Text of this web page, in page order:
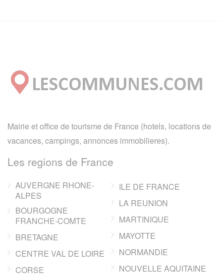
Mairie et office de tourisme de France (hotels, locations de
vacances, campings, annonces immobilieres).
Les regions de France
AUVERGNE RHONE-
ALPES
BOURGOGNE
FRANCHE-COMTE
BRETAGNE
CENTRE VAL DE LOIRE
CORSE
ILE DE FRANCE
LA REUNION
MARTINIQUE
MAYOTTE
NORMANDIE
NOUVELLE AQUITAINE